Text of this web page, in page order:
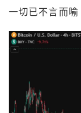
一切已不言而喻